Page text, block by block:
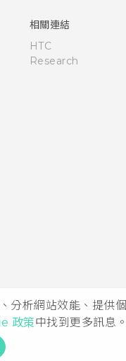
分析網站效能、提
政策中找到更多訊息。
相關連結
HTC
Research